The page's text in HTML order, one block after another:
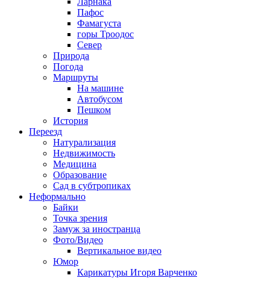
Пафос
Фамагуста
горы Троодос
Север
Природа
Погода
Маршруты
На машине
Автобусом
Пешком
История
Переезд
Натурализация
Недвижимость
Медицина
Образование
Сад в субтропиках
Неформально
Байки
Точка зрения
Замуж за иностранца
Фото/Видео
Вертикальное видео
Юмор
Карикатуры Игоря Варченко